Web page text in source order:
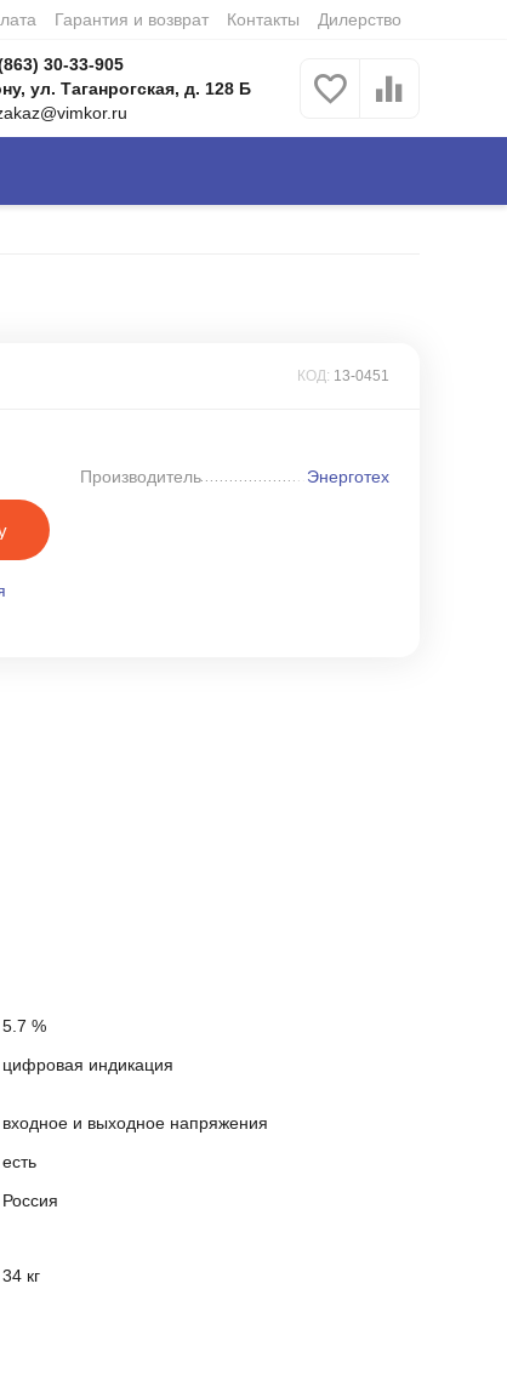
Гарантия и возврат Контакты Дилерство
30-33-905
ул. Таганрогская, д. 128 Б
КОД: 13-0451
Производитель Энерготех
5.7 %
цифровая индикация
входное и выходное напряжения
есть
Россия
34 кг